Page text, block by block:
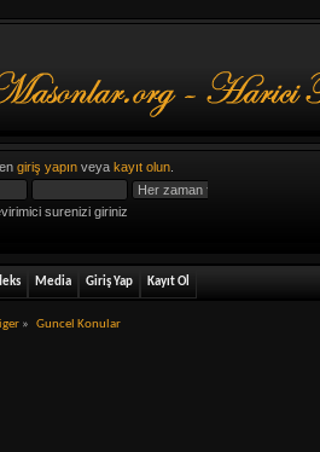
giriş yapınveya kayıt olun.
surenizi giriniz
Media Giriş Yap Kayıt Ol
» Guncel Konular